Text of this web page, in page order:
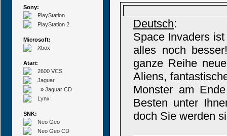
Sony:
PlayStation
PlayStation 2
Microsoft:
Xbox
Atari:
2600 VCS
Jaguar
» Jaguar CD
Lynx
SNK:
Neo Geo
Neo Geo CD
Deutsch:
Space Invaders
alles noch
ganze Reihe
Aliens,
Monster am
Besten unter
doch Sie werden